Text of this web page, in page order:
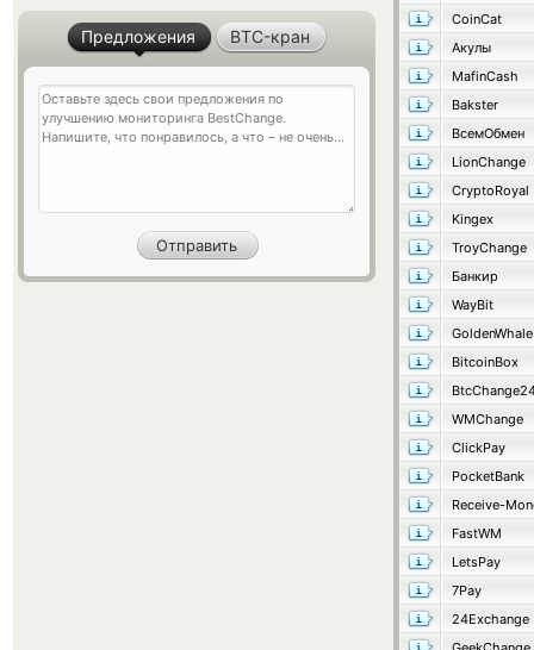
CoinCat
Акулы
MafinCash
Bakster
ВсемОбмен
LionChange
CryptoRoyal
Kingex
TroyChange
Банкир
WayBit
GoldenWhale
BitcoinBox
WMChange
ClickPay
PocketBank
Receive-
FastWM
LetsPay
7Pay
24Exchange
Предложения BTC-кран